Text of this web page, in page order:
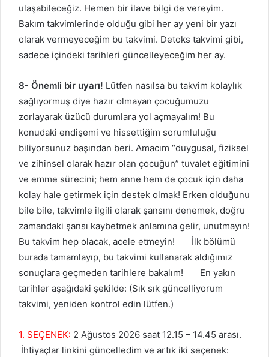
ulaşabileceğiz. Hemen bir ilave bilgi de vereyim.
Bakım takvimlerinde olduğu gibi her ay yeni bir yazı
olarak vermeyeceğim bu takvimi. Detoks takvimi gibi,
sadece içindeki tarihleri güncelleyeceğim her ay.
8- Önemli bir uyarı! Lütfen nasılsa bu takvim kolaylık
sağlıyormuş diye hazır olmayan çocuğumuzu
zorlayarak üzücü durumlara yol açmayalım! Bu
konudaki endişemi ve hissettiğim sorumluluğu
biliyorsunuz başından beri. Amacım “duygusal, fiziksel
ve zihinsel olarak hazır olan çocuğun” tuvalet eğitimini
ve emme sürecini; hem anne hem de çocuk için daha
kolay hale getirmek için destek olmak! Erken olduğunu
bile bile, takvimle ilgili olarak şansını denemek, doğru
zamandaki şansı kaybetmek anlamına gelir, unutmayın!
Bu takvim hep olacak, acele etmeyin! İlk bölümü
burada tamamlayıp, bu takvimi kullanarak aldığımız
sonuçlara geçmeden tarihlere bakalım! En yakın
tarihler aşağıdaki şekilde: (Sık sık güncelliyorum
takvimi, yeniden kontrol edin lütfen.)
1. SEÇENEK: 2 Ağustos 2026 saat 12.15 – 14.45 arası.
İhtiyaçlar linkini güncelledim ve artık iki seçenek: